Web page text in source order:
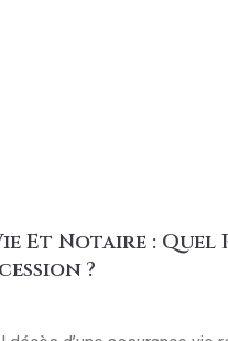
Et Notaire : Quel
?